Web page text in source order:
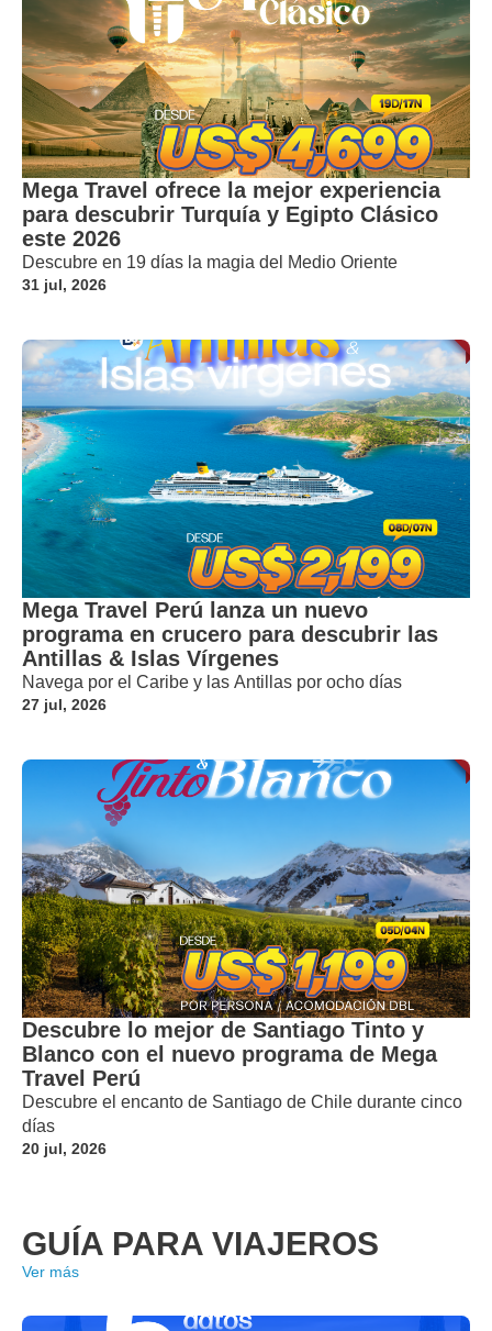
Mega Travel ofrece la mejor experiencia
para descubrir Turquía y Egipto Clásico
este 2026
Descubre en 19 días la magia del Medio Oriente
31 jul, 2026
Mega Travel Perú lanza un nuevo
programa en crucero para descubrir las
Antillas & Islas Vírgenes
Navega por el Caribe y las Antillas por ocho días
27 jul, 2026
Descubre lo mejor de Santiago Tinto y
Blanco con el nuevo programa de Mega
Travel Perú
Descubre el encanto de Santiago de Chile durante cinco
días
20 jul, 2026
GUÍA PARA VIAJEROS
Ver más